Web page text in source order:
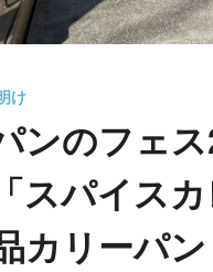
け
ンのフェ
スパイス
カリーパ